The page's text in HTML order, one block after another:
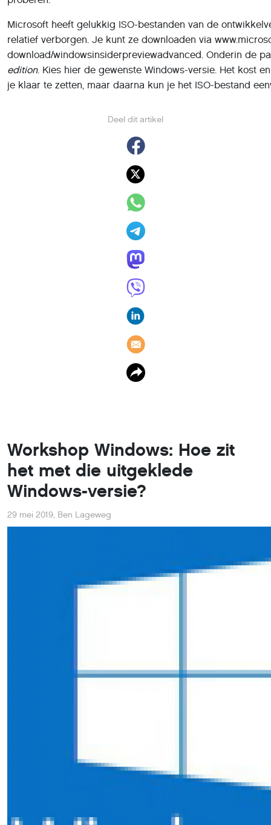
Deel dit artikel
Microsoft heeft gelukkig ISO-bestanden van de
relatief verborgen. Je kunt ze downloaden via
download/windowsinsiderpreviewadvanced. Onderin de
edition. Kies hier de gewenste Windows-versie. Het kost
je klaar te zetten, maar daarna kun je het ISO-bestand
Workshop Windows: Hoe zit
het met die uitgeklede
Windows-versie?
29 mei 2019, Ben Lageweg